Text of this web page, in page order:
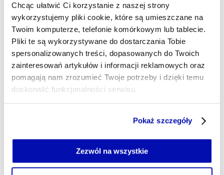
Chcąc ułatwić Ci korzystanie z naszej strony
wykorzystujemy pliki cookie, które są umieszczane na
Twoim komputerze, telefonie komórkowym lub tablecie.
Pliki te są wykorzystywane do dostarczania Tobie
spersonalizowanych treści, dopasowanych do Twoich
zainteresowań artykułów i informacji reklamowych oraz
pomagają nam zrozumieć Twoje potrzeby i dzięki temu
doskonalić funkcjonalności serwisu.
Jeżeli nie wyrażasz zgody na zapisywanie plików cookie,
możesz łatwo zarządzać swoimi uprawnieniami, np. we
własnej przeglądarce internetowej lub po wybraniu opcji
Pokaż szczegóły
Zezwól na wszystkie
W poniedziałek szerokiWIGwzrósł o 0,3 proc.,
we wtorek o 0,9 proc, a – w środę o 2,6 proc. W
czwartek jednak stracił 0,8 proc., a tydzień
zamknął stratą o 1,6 proc.
TymczasemWIG20rozpoczął tydzień od
wzrostu o 0,1 proc. We wtorek wzrósł o 1,1
stracił 1 proc., a w piątek, podobnie jak WIG –
1,6 proc.
XYZ